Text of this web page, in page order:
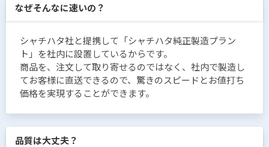
なぜそんなに速いの？
シャチハタ社と提携して「シャチハタ純正製造プラン
ト」を社内に設置しているからです。
商品を、注文して取り寄せるのではなく、社内で製造し
てお客様に直送できるので、驚きのスピードとお値打ち
価格を実現することができます。
品質は大丈夫？